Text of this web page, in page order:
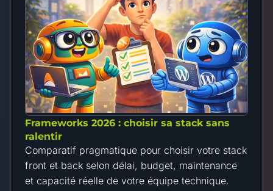
Frameworks 2026 : choisir sa stack sans
ralentir
Comparatif pragmatique pour choisir votre stack
front et back selon délai, budget, maintenance
et capacité réelle de votre équipe technique.